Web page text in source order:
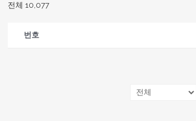
전체 10,077
번호